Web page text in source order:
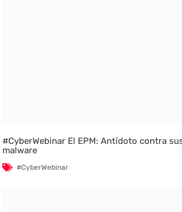
#CyberWebinar El EPM: Antídoto contra
malware
#CyberWebinar